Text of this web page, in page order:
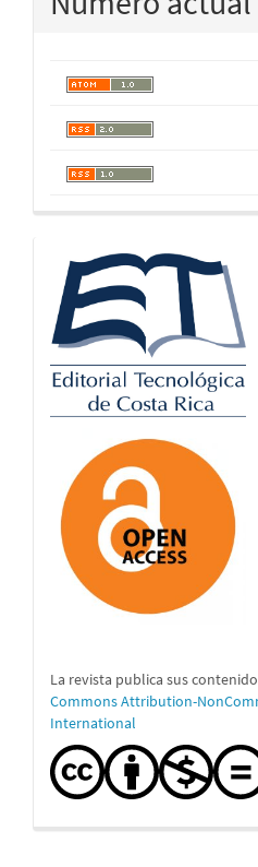
logos
La revista publica sus
Commons Attribution-
International